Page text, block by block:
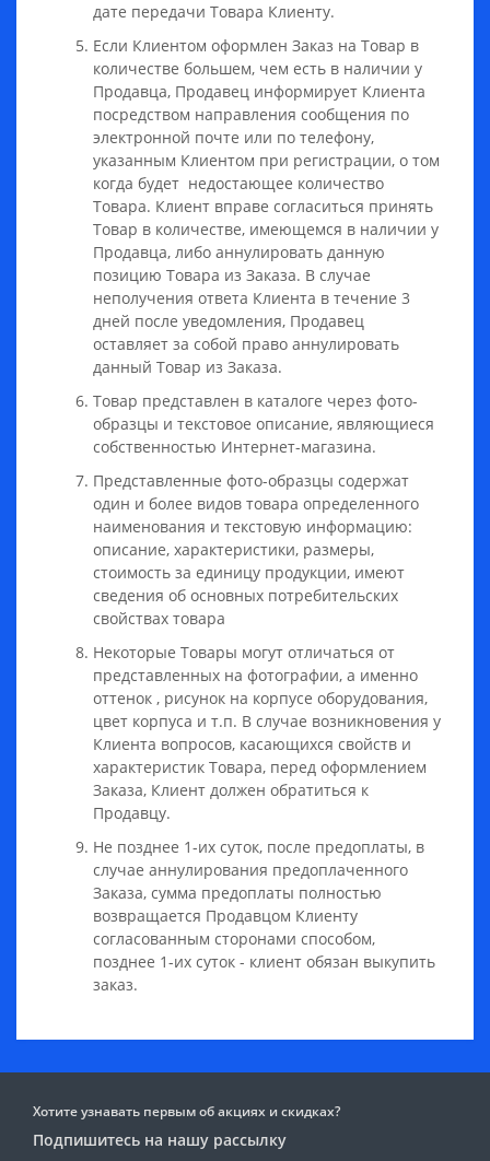
дате передачи Товара Клиенту.
Если Клиентом оформлен Заказ на Товар в
количестве большем, чем есть в наличии у
Продавца, Продавец информирует Клиента
посредством направления сообщения по
электронной почте или по телефону,
указанным Клиентом при регистрации, о том
когда будет недостающее количество
Товара. Клиент вправе согласиться принять
Товар в количестве, имеющемся в наличии у
Продавца, либо аннулировать данную
позицию Товара из Заказа. В случае
неполучения ответа Клиента в течение 3
дней после уведомления, Продавец
оставляет за собой право аннулировать
данный Товар из Заказа.
Товар представлен в каталоге через фото-
образцы и текстовое описание, являющиеся
собственностью Интернет-магазина.
Представленные фото-образцы содержат
один и более видов товара определенного
наименования и текстовую информацию:
описание, характеристики, размеры,
стоимость за единицу продукции, имеют
сведения об основных потребительских
свойствах товара
Некоторые Товары могут отличаться от
представленных на фотографии, а именно
оттенок , рисунок на корпусе оборудования,
цвет корпуса и т.п. В случае возникновения у
Клиента вопросов, касающихся свойств и
характеристик Товара, перед оформлением
Заказа, Клиент должен обратиться к
Продавцу.
Не позднее 1-их суток, после предоплаты, в
случае аннулирования предоплаченного
Заказа, сумма предоплаты полностью
возвращается Продавцом Клиенту
согласованным сторонами способом,
позднее 1-их суток - клиент обязан выкупить
заказ.
Хотите узнавать первым об акциях и скидках?
Подпишитесь на нашу рассылку